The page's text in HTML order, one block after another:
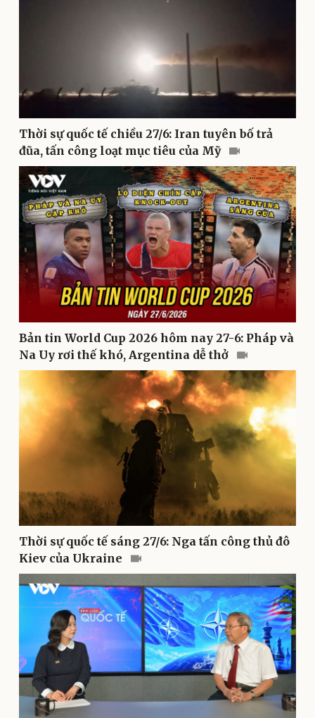
Vì cộng đồng
Tin Công nghệ
Chuyển đổi số
Sức khỏe
Dinh dưỡng - món ngon
Cây thuốc
Sản phụ khoa
Nhi khoa
Nam khoa
Ăn sạch sống khỏe
Đời sống
Nhà đẹp
Blog
Tình yêu - Gia đình
Thời sự quốc tế chiều 27/6: Iran tuyên bố trả
đũa, tấn công loạt mục tiêu của Mỹ
Bản tin World Cup 2026 hôm nay 27-6: Pháp và
Na Uy rơi thế khó, Argentina dễ thở
Thời sự quốc tế sáng 27/6: Nga tấn công thủ đô
Kiev của Ukraine